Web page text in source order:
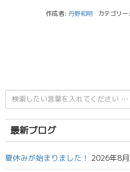
作成者: 丹野和明 カテゴリー:
検
索
結
果:
最新ブログ
夏休みが始まりました！ 2026年8